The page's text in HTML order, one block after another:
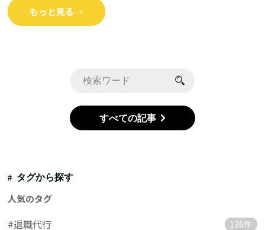
もっと見る
すべての記事
タグから探す
人気のタグ
#退職代行 136件